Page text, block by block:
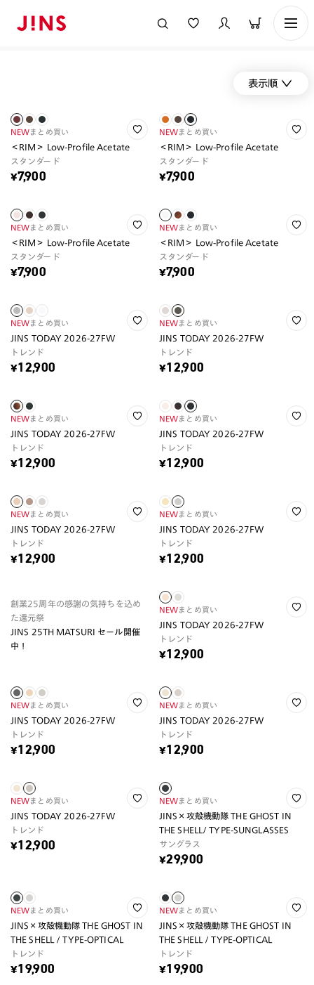
表示順
NEWまとめ買い
＜RIM＞ Low-Profile Acetate
スタンダード
¥7,900
NEWまとめ買い
＜RIM＞ Low-Profile Acetate
スタンダード
¥7,900
NEWまとめ買い
＜RIM＞ Low-Profile Acetate
スタンダード
¥7,900
NEWまとめ買い
＜RIM＞ Low-Profile Acetate
スタンダード
¥7,900
NEWまとめ買い
JINS TODAY 2026-27FW
トレンド
¥12,900
NEWまとめ買い
JINS TODAY 2026-27FW
トレンド
¥12,900
NEWまとめ買い
JINS TODAY 2026-27FW
トレンド
¥12,900
NEWまとめ買い
JINS TODAY 2026-27FW
トレンド
¥12,900
NEWまとめ買い
JINS TODAY 2026-27FW
トレンド
¥12,900
NEWまとめ買い
JINS TODAY 2026-27FW
トレンド
¥12,900
創業25周年の感謝の気持ちを込め
た還元祭
JINS 25TH MATSURI セール開催
中！
NEWまとめ買い
JINS TODAY 2026-27FW
トレンド
¥12,900
NEWまとめ買い
JINS TODAY 2026-27FW
トレンド
¥12,900
NEWまとめ買い
JINS TODAY 2026-27FW
トレンド
¥12,900
NEWまとめ買い
JINS TODAY 2026-27FW
トレンド
¥12,900
NEWまとめ買い
JINS×攻殻機動隊 THE GHOST IN
THE SHELL/ TYPE-SUNGLASSES
サングラス
¥29,900
NEWまとめ買い
JINS×攻殻機動隊 THE GHOST IN
THE SHELL / TYPE-OPTICAL
トレンド
¥19,900
NEWまとめ買い
JINS×攻殻機動隊 THE GHOST IN
THE SHELL / TYPE-OPTICAL
トレンド
¥19,900